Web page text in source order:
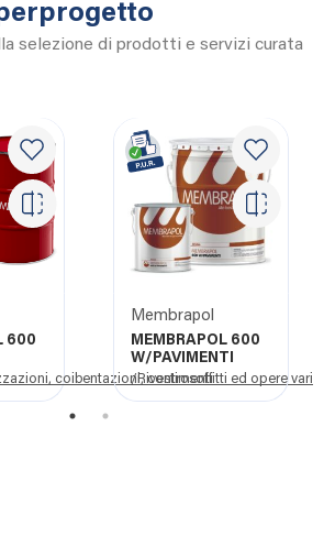
selezione di prodotti e servizi curata
600
coibentazioni, controsoffitti ed opere varie
Membrapol
MEMBRAPOL 600
W/PAVIMENTI
/Rivestimenti
1 2